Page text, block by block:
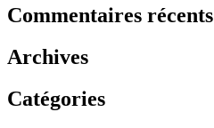
résultat
Commentaires récents
Archives
Catégories